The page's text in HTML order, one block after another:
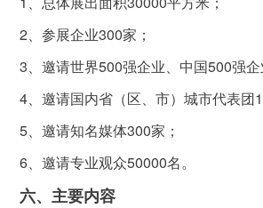
2、参展企业300家；
3、邀请世界500强企业、中国500强企
4、邀请国内省（区、市）城市代表团
5、邀请知名媒体300家；
6、邀请专业观众50000名。
六、主要内容